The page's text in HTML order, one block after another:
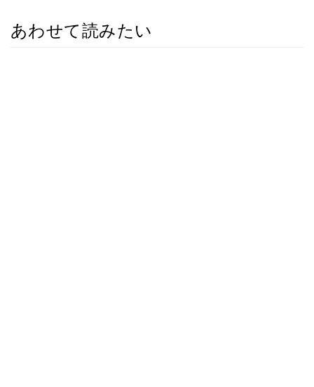
あわせて読みたい